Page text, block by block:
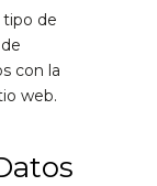
tipo de
con la
web.